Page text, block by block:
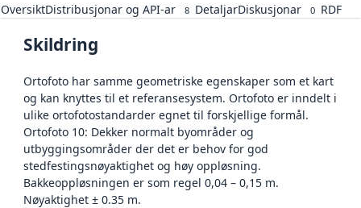
OversiktDistribusjonar og API-ar 8 DetaljarDiskusjonar 0 RDF
Skildring
Ortofoto har samme geometriske egenskaper som et kart
og kan knyttes til et referansesystem. Ortofoto er inndelt i
ulike ortofotostandarder egnet til forskjellige formål.
Ortofoto 10: Dekker normalt byområder og
utbyggingsområder der det er behov for god
stedfestingsnøyaktighet og høy oppløsning.
Bakkeoppløsningen er som regel 0,04 – 0,15 m.
Nøyaktighet ± 0.35 m.